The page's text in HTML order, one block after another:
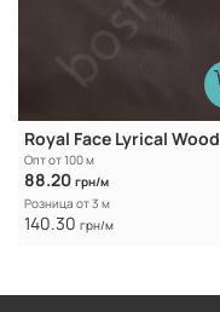
Royal Face Lyrical Wood
Опт от 100 м
88.20 грн/м
Розница от 3 м
140.30 грн/м